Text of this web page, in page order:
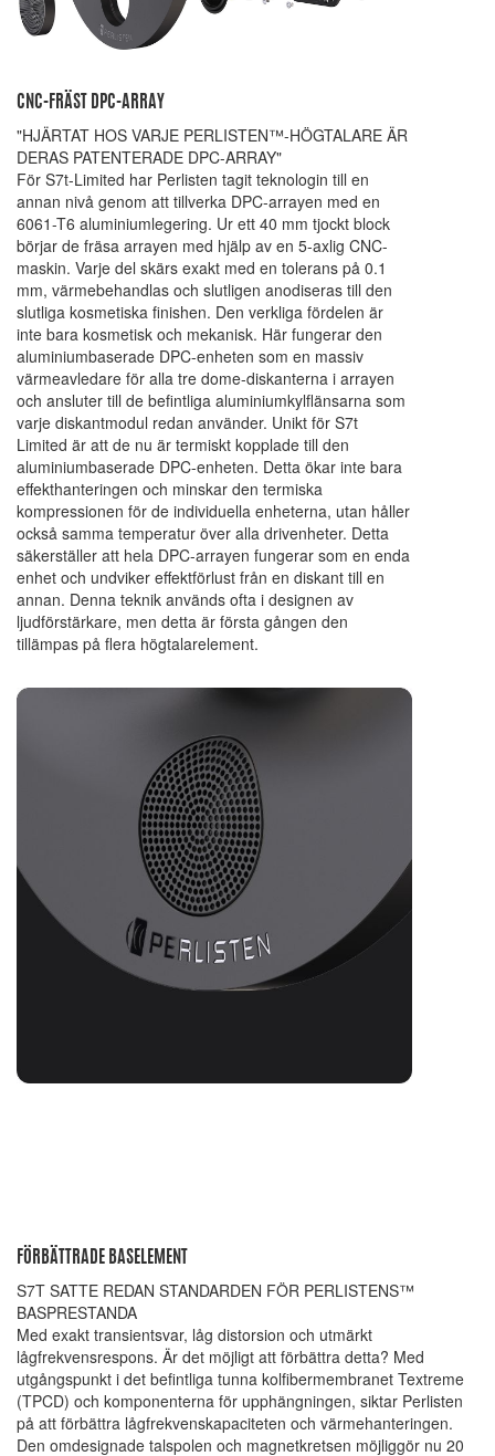
CNC-FRÄST DPC-ARRAY
"HJÄRTAT HOS VARJE PERLISTEN™-HÖGTALARE ÄR
DERAS PATENTERADE DPC-ARRAY"
För S7t-Limited har Perlisten tagit teknologin till en
annan nivå genom att tillverka DPC-arrayen med en
6061-T6 aluminiumlegering. Ur ett 40 mm tjockt block
börjar de fräsa arrayen med hjälp av en 5-axlig CNC-
maskin. Varje del skärs exakt med en tolerans på 0.1
mm, värmebehandlas och slutligen anodiseras till den
slutliga kosmetiska finishen. Den verkliga fördelen är
inte bara kosmetisk och mekanisk. Här fungerar den
aluminiumbaserade DPC-enheten som en massiv
värmeavledare för alla tre dome-diskanterna i arrayen
och ansluter till de befintliga aluminiumkylflänsarna som
varje diskantmodul redan använder. Unikt för S7t
Limited är att de nu är termiskt kopplade till den
aluminiumbaserade DPC-enheten. Detta ökar inte bara
effekthanteringen och minskar den termiska
kompressionen för de individuella enheterna, utan håller
också samma temperatur över alla drivenheter. Detta
säkerställer att hela DPC-arrayen fungerar som en enda
enhet och undviker effektförlust från en diskant till en
annan. Denna teknik används ofta i designen av
ljudförstärkare, men detta är första gången den
tillämpas på flera högtalarelement.
FÖRBÄTTRADE BASELEMENT
S7T SATTE REDAN STANDARDEN FÖR PERLISTENS™
BASPRESTANDA
Med exakt transientsvar, låg distorsion och utmärkt
lågfrekvensrespons. Är det möjligt att förbättra detta? Med
utgångspunkt i det befintliga tunna kolfibermembranet Textreme
(TPCD) och komponenterna för upphängningen, siktar Perlisten
på att förbättra lågfrekvenskapaciteten och värmehanteringen.
Den omdesignade talspolen och magnetkretsen möjliggör nu 20